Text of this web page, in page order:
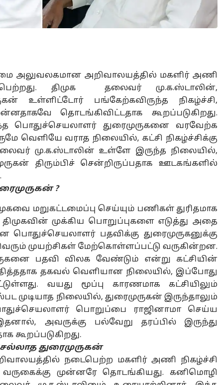
அலுவலகமான அறிவாலயத்தில் மகளிர் அணி
திமுக தலைவர் மு.க.ஸ்டாலின்,
உள்ளிட்டோர் பங்கேற்கவிருந்த நிகழ்ச்சி,
தொடங்கிவிட்டதாக கூறப்படுகிறது.
பொதுச்செயலாளர் துரைமுருகனை வரவேற்க
வெளியே வராத நிலையில், கட்சி நிகழ்ச்சிக்கு
மு.க.ஸ்டாலின் உள்ளே இருந்த நிலையில்,
திரும்பிச் சென்றிருப்பதாக ஊடகங்களில்
?
மறுகட்டமைப்பு செய்யும் பணிகள் துரிதமாக
முக்கிய பொறுப்புகளை எடுத்து அதை
பொதுச்செயலாளர் பதவிக்கு துரைமுருகனுக்கு
முயற்சிகள் மேற்கொள்ளப்பட்டு வருகின்றன.
பதவி விலக வேண்டும் என்று கட்சியின்
தகவல் வெளியான நிலையில், இப்போது
வயது மூப்பு காரணமாக கட்சியிலும்
முடியாத நிலையில், துரைமுருகன் இருந்தாலும்
பொறுப்பை ராஜினாமா செய்ய
அவருக்கு பல்வேறு தரப்பில் இருந்து
கூறப்படுகிறது.
துரைமுருகன்
நடைபெற்ற மகளிர் அணி நிகழ்ச்சி
முன்னரே தொடங்கியது. கனிமொழி